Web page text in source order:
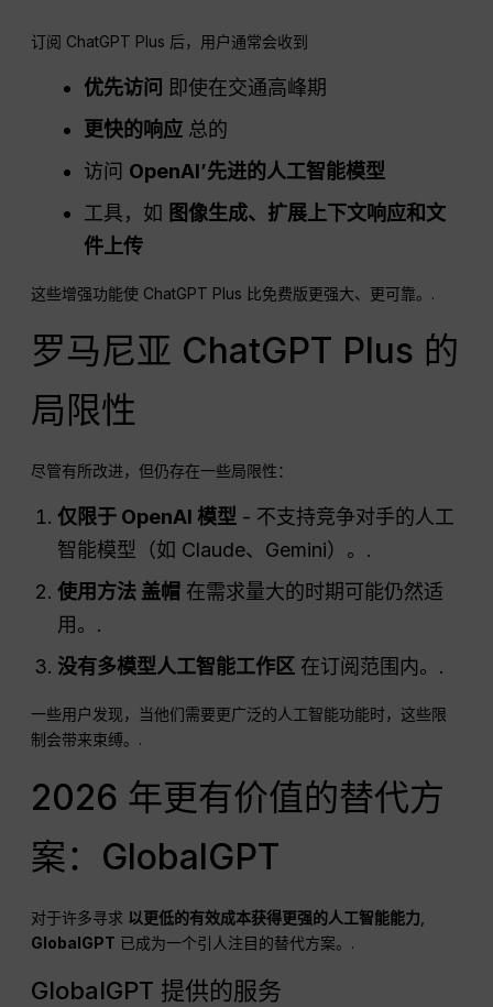
订阅 ChatGPT Plus 后，用户通常会收到
优先访问 即使在交通高峰期
更快的响应 总的
访问 OpenAI’先进的人工智能模型
工具，如 图像生成、扩展上下文响应和文
件上传
这些增强功能使 ChatGPT Plus 比免费版更强大、更可靠。.
罗马尼亚 ChatGPT Plus 的
局限性
尽管有所改进，但仍存在一些局限性：
仅限于 OpenAI 模型 - 不支持竞争对手的人工
智能模型（如 Claude、Gemini）。.
使用方法 盖帽 在需求量大的时期可能仍然适
用。.
没有多模型人工智能工作区 在订阅范围内。.
一些用户发现，当他们需要更广泛的人工智能功能时，这些限
制会带来束缚。.
2026 年更有价值的替代方
案：GlobalGPT
对于许多寻求 以更低的有效成本获得更强的人工智能能力
GlobalGPT 已成为一个引人注目的替代方案。.
GlobalGPT 提供的服务